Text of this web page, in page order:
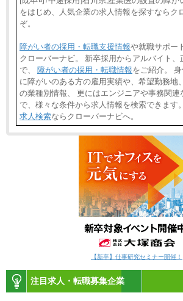
をはじめ、人気企業の求人情報を探すならク
ぞ。
障がい者の採用・転職支援情報や就職サポー
クローバーナビ。 新卒採用からアルバイト、
で、 障がい者の採用・転職情報をご紹介。
に障がいのある方の雇用実績や、希望勤務地
の業種別情報、 更にはエンジニアや事務関連
で、様々な条件から求人情報を検索できます。
求人検索ならクローバーナビへ。
【新卒】仕事研究セミナー開催！
注目求人・転職募集企業